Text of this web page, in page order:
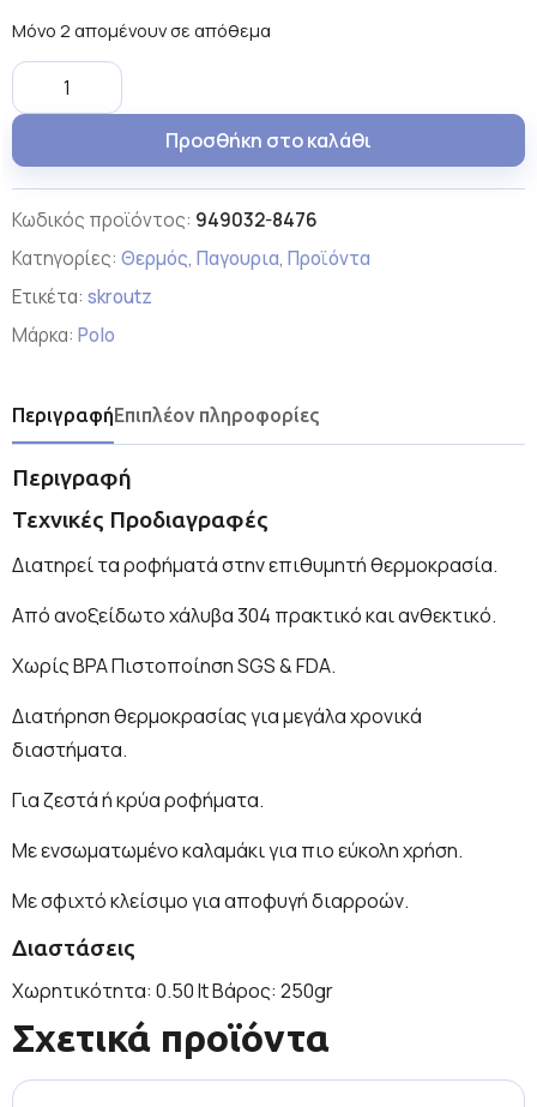
Μόνο 2 απομένουν σε απόθεμα
Προσθήκη στο καλάθι
Κωδικός προϊόντος: 949032-8476
Κατηγορίες: Θερμός, Παγουρια, Προϊόντα
Ετικέτα: skroutz
Μάρκα: Polo
ΠεριγραφήΕπιπλέον πληροφορίες
Περιγραφή
Τεχνικές Προδιαγραφές
Διατηρεί τα ροφήματά στην επιθυμητή θερμοκρασία.
Από ανοξείδωτο χάλυβα 304 πρακτικό και ανθεκτικό.
Χωρίς BPA Πιστοποίηση SGS & FDA.
Διατήρηση θερμοκρασίας για μεγάλα χρονικά
διαστήματα.
Για ζεστά ή κρύα ροφήματα.
Με ενσωματωμένο καλαμάκι για πιο εύκολη χρήση.
Με σφιχτό κλείσιμο για αποφυγή διαρροών.
Διαστάσεις
Χωρητικότητα: 0.50 lt Βάρος: 250gr
Σχετικά προϊόντα